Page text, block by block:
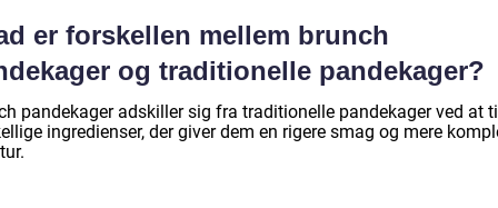
er forskellen mellem brunch
og traditionelle pandekager?
pandekager adskiller sig fra traditionelle pandekager ved at
ingredienser, der giver dem en rigere smag og mere